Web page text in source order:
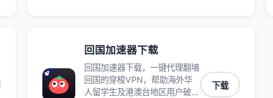
各种服务,回国加速器致力于帮
助海外华人和留学生、港澳台地
区用户提供最好的回国游戏和音
乐视频加速服务，可以在海外或
港澳台地区流畅加速国服游戏和
回国加速器下载
回国加速器下载，一键代理翻墙
回国的穿梭VPN，帮助海外华
人留学生及港澳台地区用户破除
下载